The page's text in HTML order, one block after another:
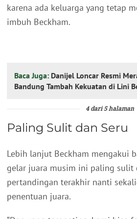
karena ada keluarga yang tetap
imbuh Beckham.
Baca Juga: Danijel Loncar Resmi
Bandung Tambah Kekuatan di Lini
4 dari 5 halaman
Paling Sulit dan Seru
Lebih lanjut Beckham mengakui
gelar juara musim ini paling sulit
pertandingan terakhir nanti
penentuan juara.